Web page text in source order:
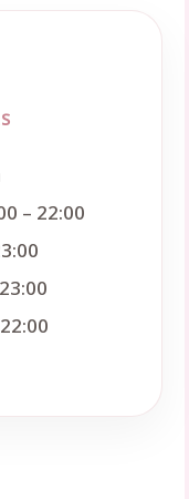
– 22:00